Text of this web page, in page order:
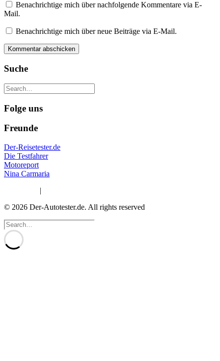
Benachrichtige mich über nachfolgende Kommentare via E-
Mail.
Benachrichtige mich über neue Beiträge via E-Mail.
Suche
Folge uns
Freunde
Der-Reisetester.de
Die Testfahrer
Motoreport
Nina Carmaria
|
© 2026 Der-Autotester.de. All rights reserved